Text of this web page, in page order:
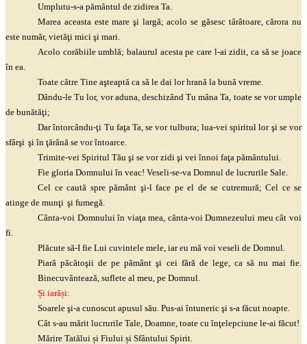
Umplutu-s-a pământul de zidirea Ta.
Marea aceasta este mareşi largă; acolo se găsesc târâtoare, cărora nu
este număr, vietăţi mici şi mari.
Acolo corăbiile umblă; balaurul acesta pe care l-ai zidit, ca să se joace
în ea.
Toate către Tineaşteaptă ca să le dai lor hrană la bună vreme.
Dându-le Tu lor, vor aduna, deschizând Tu mâna Ta, toate se vor umple
de bunătăţi;
Darîntorcându-ţi Tu faţa Ta, se vor tulbura; lua-vei spiritul lor şi se vor
sfârşi şi în ţărână se vor întoarce.
Trimite-vei Spiritul Tăuşi se vor zidişi vei înnoifaţa pământului.
Fie gloria Domnului în veac! Veseli-se-va Domnul de lucrurile Sale.
Cel ce caută spre pământ şi-l face pe el de se cutremură; Cel ce se
atinge de munţi şi fumegă.
Cânta-voi Domnului în viaţa mea, cânta-voi Dumnezeului meu cât voi
fi.
Plăcute să-I fie Lui cuvintele mele, iar eu mă voi veseli de Domnul.
Piarăpăcătoşii de pe pământşi cei fără de lege, ca să nu mai fie.
Binecuvântează, suflete al meu, pe Domnul.
Și iarăși:
Soareleşi-a cunoscut apusul său. Pus-ai întunericşi s-a făcut noapte.
Cât s-au mărit lucrurile Tale, Doamne, toate cuînţelepciune le-ai făcut!
Mărire Tatălui și Fiului și Sfântului Spirit.